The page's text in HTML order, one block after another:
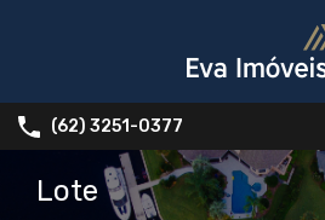
(62) 3251-0377
Lote